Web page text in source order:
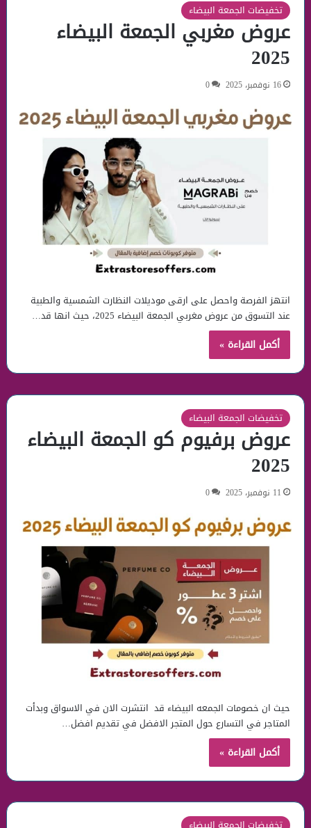
تخفيضات الجمعة البيضاء
عروض مغربي الجمعة البيضاء
2025
16 نوفمبر، 2025 0
انتهز الفرصة واحصل على ارقى موديلات النظارت الشمسية والطبية
عند التسوق من عروض مغربي الجمعة البيضاء 2025، حيث انها قد…
أكمل القراءة »
تخفيضات الجمعة البيضاء
عروض برفيوم كو الجمعة البيضاء
2025
11 نوفمبر، 2025 0
حيث ان خصومات الجمعه البيضاء قد انتشرت الان في الاسواق وبدأت
المتاجر في التسارع حول المتجر الافضل في تقديم افضل…
أكمل القراءة »